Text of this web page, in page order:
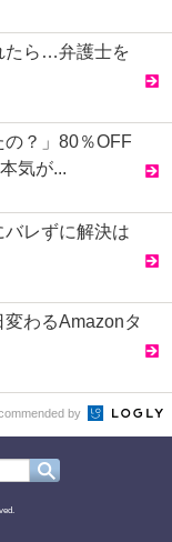
たら…弁護士を
の？」80％OFF
気が...
レずに解決は
変わるAmazonタ
by